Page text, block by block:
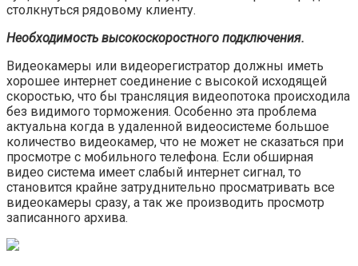
столкнуться рядовому клиенту.
Необходимость высокоскоростного подключения.
Видеокамеры или видеорегистратор должны иметь
хорошее интернет соединение с высокой исходящей
скоростью, что бы трансляция видеопотока происходила
без видимого торможения. Особенно эта проблема
актуальна когда в удаленной видеосистеме большое
количество видеокамер, что не может не сказаться при
просмотре с мобильного телефона. Если обширная
видео система имеет слабый интернет сигнал, то
становится крайне затруднительно просматривать все
видеокамеры сразу, а так же производить просмотр
записанного архива.